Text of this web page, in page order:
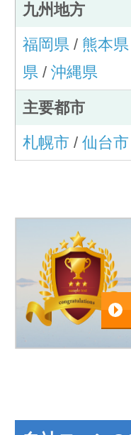
九州地方
福岡県/ 熊本県
県/ 沖縄県
主要都市
札幌市 / 仙台市